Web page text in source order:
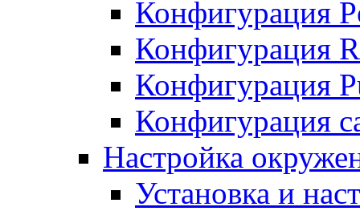
Конфигурация
Конфигурация
Конфигурация
Конфигурация
Настройка
Установка и